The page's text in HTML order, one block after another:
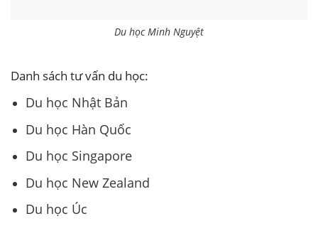
Du học Minh Nguyệt
Danh sách tư vấn du học:
Du học Nhật Bản
Du học Hàn Quốc
Du học Singapore
Du học New Zealand
Du học Úc